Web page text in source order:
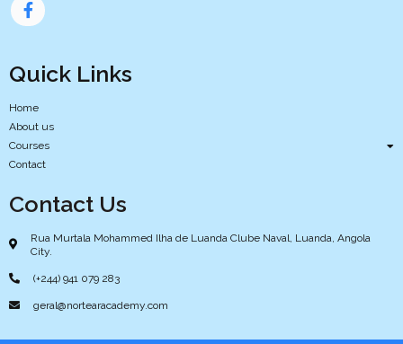
Quick Links
Home
About us
Courses
Contact
Contact Us
Rua Murtala Mohammed Ilha de Luanda Clube Naval, Luanda, Angola
City.
(+244) 941 079 283
geral@nortearacademy.com